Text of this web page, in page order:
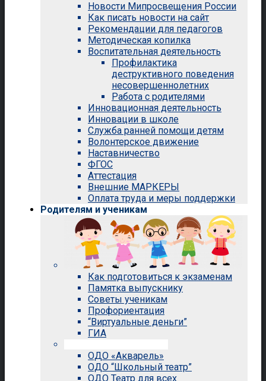
Новости Мипросвещения России
Как писать новости на сайт
Рекомендации для педагогов
Методическая копилка
Воспитательная деятельность
Профилактика
деструктивного поведения
несовершеннолетних
Работа с родителями
Инновационная деятельность
Инновации в школе
Служба ранней помощи детям
Волонтерское движение
Наставничество
ФГОС
Аттестация
Внешние МАРКЕРЫ
Оплата труда и меры поддержки
Родителям и ученикам
Как подготовиться к экзаменам
Памятка выпускнику
Советы ученикам
Профориентация
“Виртуальные деньги”
ГИА
ОДО «Акварель»
ОДО “Школьный театр”
ОДО Театр для всех